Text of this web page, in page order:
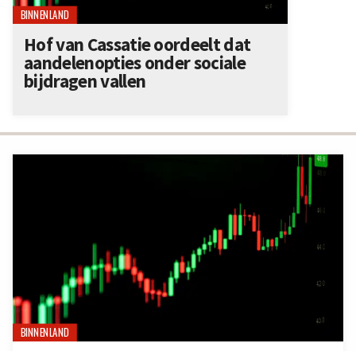
BINNENLAND
BINNENLAND
Hof van Cassatie oordeelt dat
aandelenopties onder sociale
bijdragen vallen